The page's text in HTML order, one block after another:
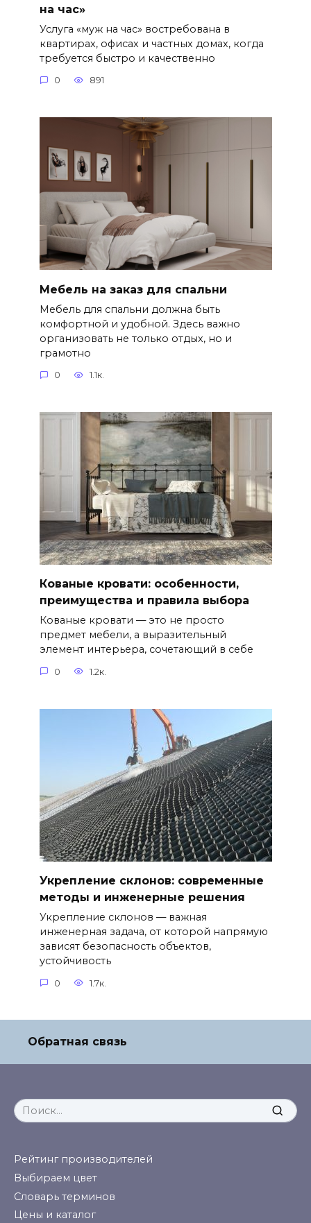
на час»
Услуга «муж на час» востребована в
квартирах, офисах и частных домах, когда
требуется быстро и качественно
0 891
Мебель на заказ для спальни
Мебель для спальни должна быть
комфортной и удобной. Здесь важно
организовать не только отдых, но и
грамотно
0 1.1к.
Кованые кровати: особенности,
преимущества и правила выбора
Кованые кровати — это не просто
предмет мебели, а выразительный
элемент интерьера, сочетающий в себе
0 1.2к.
Укрепление склонов: современные
методы и инженерные решения
Укрепление склонов — важная
инженерная задача, от которой напрямую
зависят безопасность объектов,
устойчивость
0 1.7к.
Обратная связь
Search
for:
Рейтинг производителей
Выбираем цвет
Словарь терминов
Цены и каталог